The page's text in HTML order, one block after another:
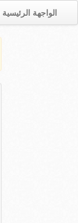
الواجهة الرئيسية